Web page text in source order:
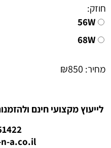
חוזק:
56W
68W
מחיר: ₪850
לייעוץ מקצועי חינם
a.co.il